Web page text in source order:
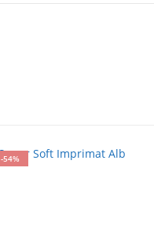
-54%